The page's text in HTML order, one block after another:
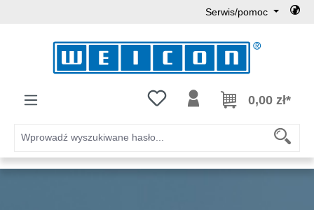
Serwis/pomoc
Masz 0 przedmioty na liście
0,00 zł*